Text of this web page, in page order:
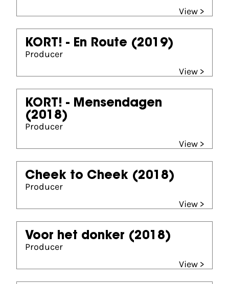
View >
KORT! - En Route (2019)
Producer
View >
KORT! - Mensendagen
(2018)
Producer
View >
Cheek to Cheek (2018)
Producer
View >
Voor het donker (2018)
Producer
View >